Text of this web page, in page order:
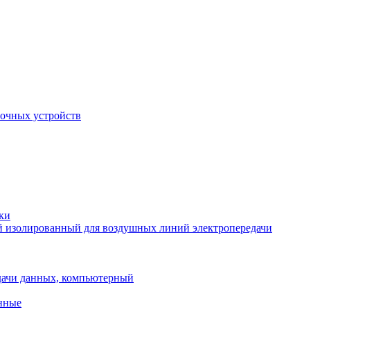
устройств
для воздушных линий электропередачи
данных, компьютерный